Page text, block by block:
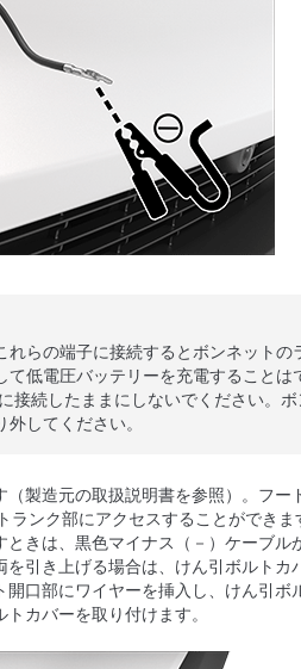
れらの端子に接続するとボンネット
て低電圧バッテリーを充電することは
接続したままにしないでください。
してください。
（製造元の取扱説明書を参照）。フー
ランク部にアクセスすることができま
ときは、黒色マイナス（－）ケーブル
を引き上げる場合は、けん引ボルトカ
開口部にワイヤーを挿入し、けん引
カバーを取り付けます。